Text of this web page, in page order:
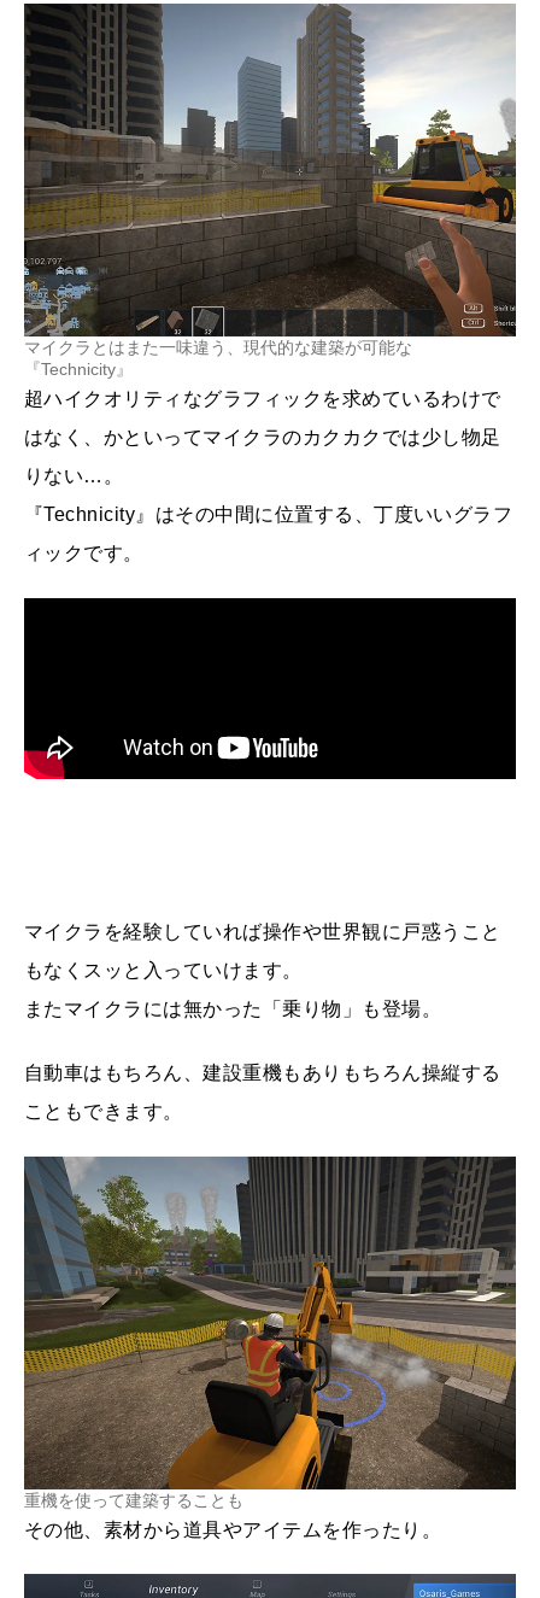
マイクラとはまた一味違う、現代的な建築が可能な
『Technicity』
超ハイクオリティなグラフィックを求めているわけで
はなく、かといってマイクラのカクカクでは少し物足
りない…。
『Technicity』はその中間に位置する、丁度いいグラフ
ィックです。
マイクラを経験していれば操作や世界観に戸惑うこと
もなくスッと入っていけます。
またマイクラには無かった「乗り物」も登場。
自動車はもちろん、建設重機もありもちろん操縦する
こともできます。
重機を使って建築することも
その他、素材から道具やアイテムを作ったり。